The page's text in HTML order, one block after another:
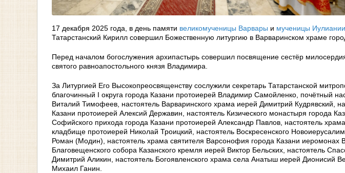
17 декабря 2025 года, в день памяти великомученицы Варвары и мученицы Иулиании
Татарстанский Кирилл совершил Божественную литургию в Варваринском храме
Перед началом богослужения архипастырь совершил посвящение сестёр
святого равноапостольного князя Владимира.
За Литургией Его Высокопреосвященству сослужили секретарь Татарстанской
благочинный I округа города Казани протоиерей Владимир Самойленко, почётный
Виталий Тимофеев, настоятель Варваринского храма иерей Димитрий Кудрявский,
Казани протоиерей Алексий Державин, настоятель Кизического монастыря города
Софийского прихода города Казани протоиерей Александр Павлов, настоятель
кладбище протоиерей Николай Троицкий, настоятель Воскресенского
Роман (Модин), настоятель храма святителя Варсонофия города Казани иеромонах
Благовещенского собора Казанского кремля иерей Виктор Бельских, настоятель
Димитрий Аликин, настоятель Богоявленского храма села Анатыш иерей Дионисий
Михаил Ганин.